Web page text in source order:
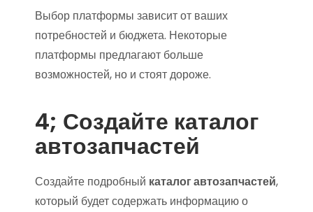
Выбор платформы зависит от ваших
потребностей и бюджета. Некоторые
платформы предлагают больше
возможностей, но и стоят дороже.
4; Создайте каталог
автозапчастей
Создайте подробный каталог автозапчастей,
который будет содержать информацию о